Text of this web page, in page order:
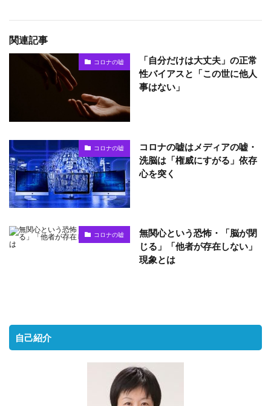
関連記事
コロナの嘘
「自分だけは大丈夫」の正常
性バイアスと「この世に他人
事はない」
コロナの嘘
コロナの嘘はメディアの嘘・
洗脳は「権威にすがる」依存
心を突く
コロナの嘘
無関心という恐怖・「脳が閉
じる」「他者が存在しない」
現象とは
自己紹介